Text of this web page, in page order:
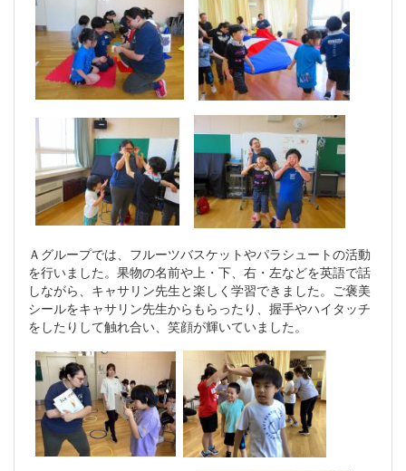
Ａグループでは、フルーツバスケットやパラシュートの活動
を行いました。果物の名前や上・下、右・左などを英語で話
しながら、キャサリン先生と楽しく学習できました。ご褒美
シールをキャサリン先生からもらったり、握手やハイタッチ
をしたりして触れ合い、笑顔が輝いていました。